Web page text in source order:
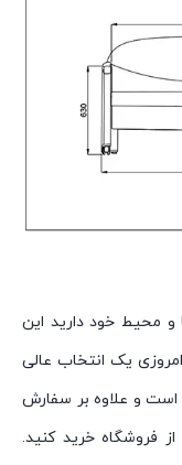
و محیط خود دارید این
یک انتخاب عالی
است و علاوه بر سفارش
فروشگاه خرید کنید.